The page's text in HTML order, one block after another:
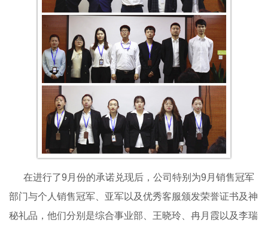
在进行了9月份的承诺兑现后，公司特别为9月销售冠军
部门与个人销售冠军、亚军以及优秀客服颁发荣誉证书及神
秘礼品，他们分别是综合事业部、王晓玲、冉月霞以及李瑞